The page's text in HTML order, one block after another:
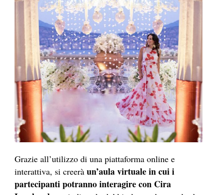
Grazie all’utilizzo di una piattaforma online e
interattiva, si creerà un’aula virtuale in cui i
partecipanti potranno interagire con Cira